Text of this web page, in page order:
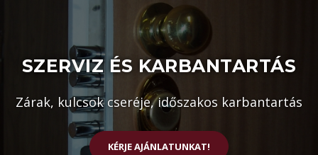
SZERVIZ ÉS KARBANTARTÁS
Zárak, kulcsok cseréje, időszakos karbantartás
KÉRJE AJÁNLATUNKAT!